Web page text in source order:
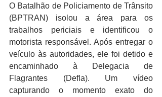
O Batalhão de Policiamento de Trânsito
(BPTRAN) isolou a área para os
trabalhos periciais e identificou o
motorista responsável. Após entregar o
veículo às autoridades, ele foi detido e
encaminhado à Delegacia de
Flagrantes (Defla). Um vídeo
capturando o momento exato do